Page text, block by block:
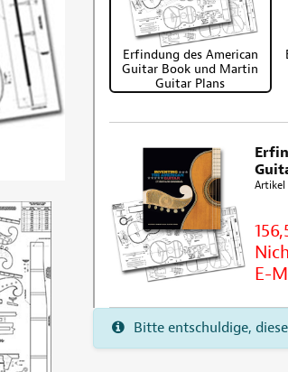
Erfindung des American
Guitar Book und Martin
Guitar Plans
Artikel
E-
Bitte entschuldige,